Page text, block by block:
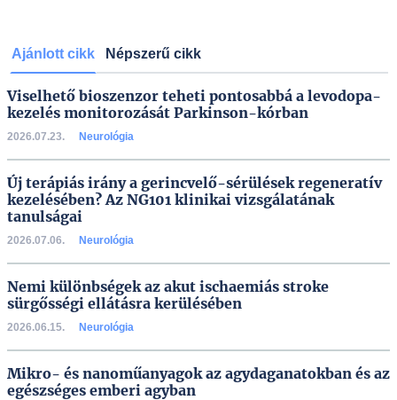
Ajánlott cikk Népszerű cikk
Viselhető bioszenzor teheti pontosabbá a levodopa-
kezelés monitorozását Parkinson-kórban
2026.07.23. Neurológia
Új terápiás irány a gerincvelő-sérülések regeneratív
kezelésében? Az NG101 klinikai vizsgálatának
tanulságai
2026.07.06. Neurológia
Nemi különbségek az akut ischaemiás stroke
sürgősségi ellátásra kerülésében
2026.06.15. Neurológia
Mikro- és nanoműanyagok az agydaganatokban és az
egészséges emberi agyban